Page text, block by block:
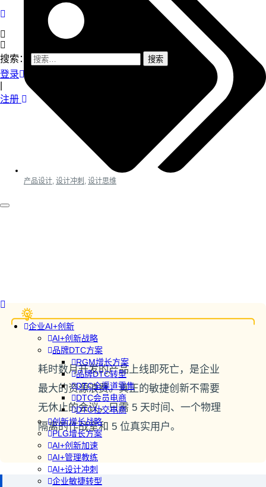
搜索：
登录
注册
企业AI+创新
AI+创新战略
品牌DTC方案
RGM增长方案
品牌DTC转型
DTC全渠道零售
DTC会员电商
DTC社交电商
创新增长战略
PLG增长方案
AI+创新加速
AI+管理教练
AI+设计冲刺
企业敏捷转型
产品设计 设计冲刺 设计思维
耗时数月开发的产品上线即死亡，是企业
最大的资源浪费。真正的敏捷创新不需要
无休止的会议，只需 5 天时间、一个物理
隔离的作战室和 5 位真实用户。